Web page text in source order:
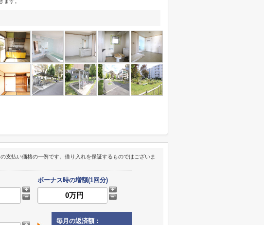
支払い価格の一例です。借り入れを保証するものではございま
ボーナス時の増額(1回分)
毎月の返済額：